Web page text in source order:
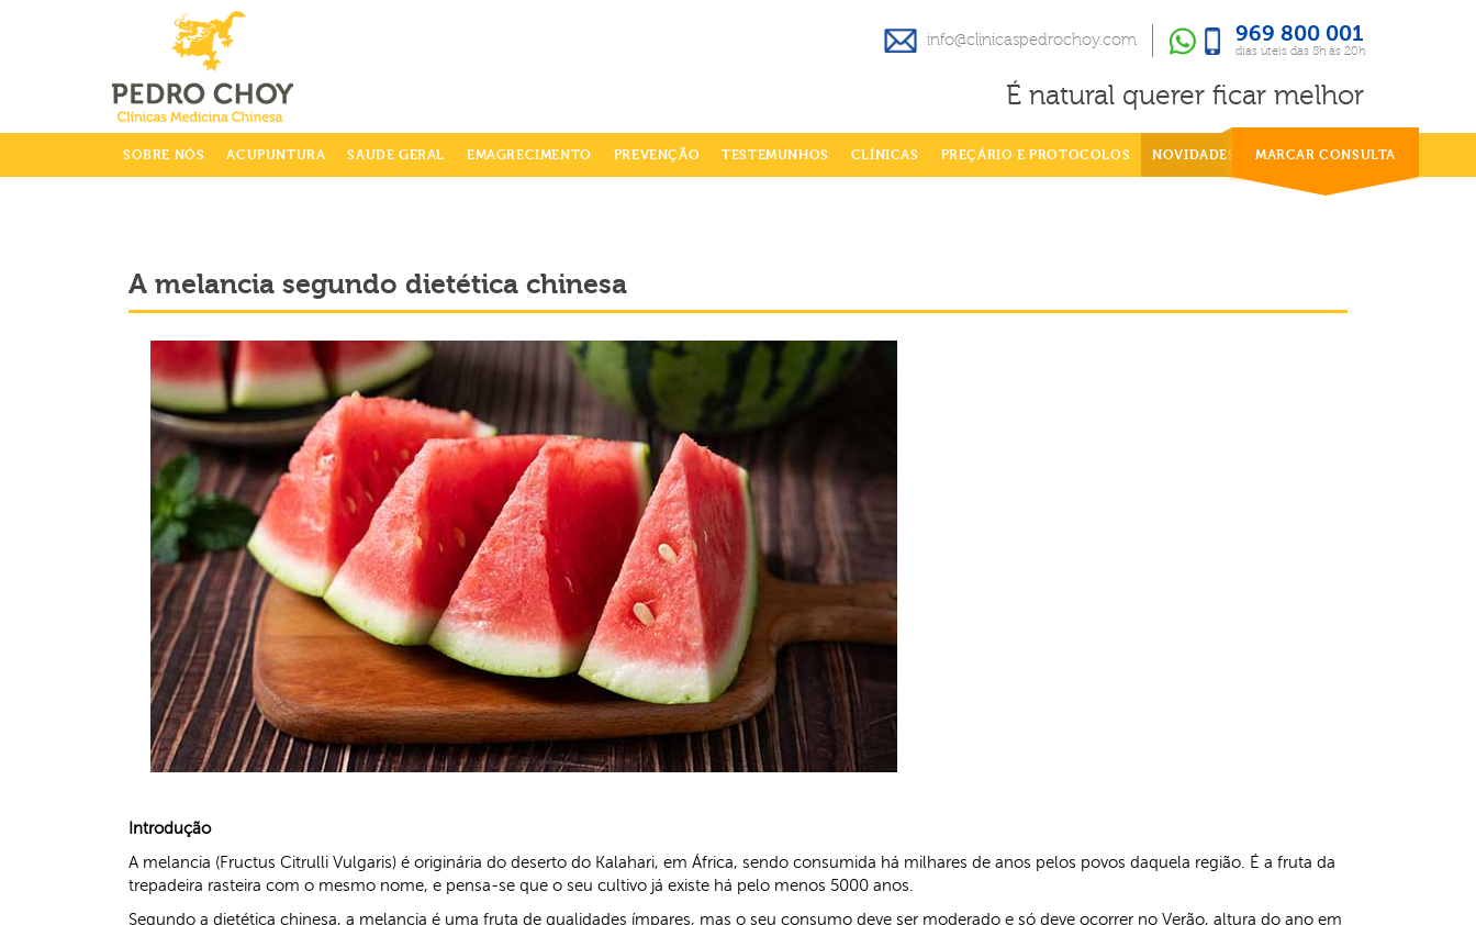
info@clinicaspedrochoy.com 969 800 001
dias úteis das 8h às 20h
info@clinicaspedrochoy.com 969 800 001
dias úteis das 8h às 20h
É natural querer ficar melhor
SOBRE NÓS ACUPUNTURA SAUDE GERAL EMAGRECIMENTO PREVENÇÃO TESTEMUNHOS CLÍNICAS PREÇÁRIO E PROTOCOLOS NOVIDADES MARCAR CONSULTA
A melancia segundo dietética chinesa
Introdução
A melancia (Fructus Citrulli Vulgaris) é originária do deserto do Kalahari, em África, sendo consumida há milhares de anos pelos povos daquela região. É a fruta da
trepadeira rasteira com o mesmo nome, e pensa-se que o seu cultivo já existe há pelo menos 5000 anos.
Segundo a dietética chinesa, a melancia é uma fruta de qualidades ímpares, mas o seu consumo deve ser moderado e só deve ocorrer no Verão, altura do ano em